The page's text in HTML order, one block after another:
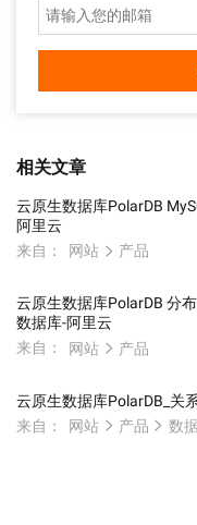
相关文章
云原生数据库PolarDB
阿里云
来自：
网站 产品
云原生数据库PolarDB 分
数据库-阿里云
来自：
网站 产品
云原生数据库PolarDB_关
来自：
网站 产品 数